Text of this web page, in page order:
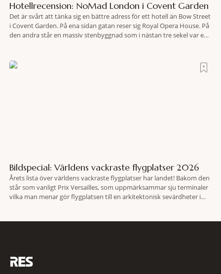
Hotellrecension: NoMad London i Covent Garden
Det är svårt att tänka sig en bättre adress för ett hotell än Bow Street
i Covent Garden. På ena sidan gatan reser sig Royal Opera House. På
den andra står en massiv stenbyggnad som i nästan tre sekel var en
Bildspecial: Världens vackraste flygplatser 2026
Årets lista över världens vackraste flygplatser har landet! Bakom den
står som vanligt Prix ​​Versailles, som uppmärksammar sju terminaler
vilka man menar gör flygplatsen till en arkitektonisk sevärdheter i